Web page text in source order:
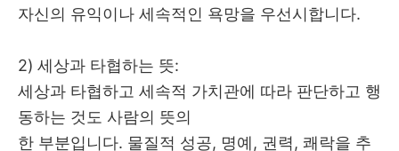
자신의 유익이나 세속적인 욕망을 우선시합니다.
2) 세상과 타협하는 뜻:
세상과 타협하고 세속적 가치관에 따라 판단하고 행
동하는 것도 사람의 뜻의
한 부분입니다. 물질적 성공, 명예, 권력, 쾌락을 추